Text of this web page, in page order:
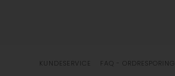
KUNDESERVICE FAQ - ORDRESPORING